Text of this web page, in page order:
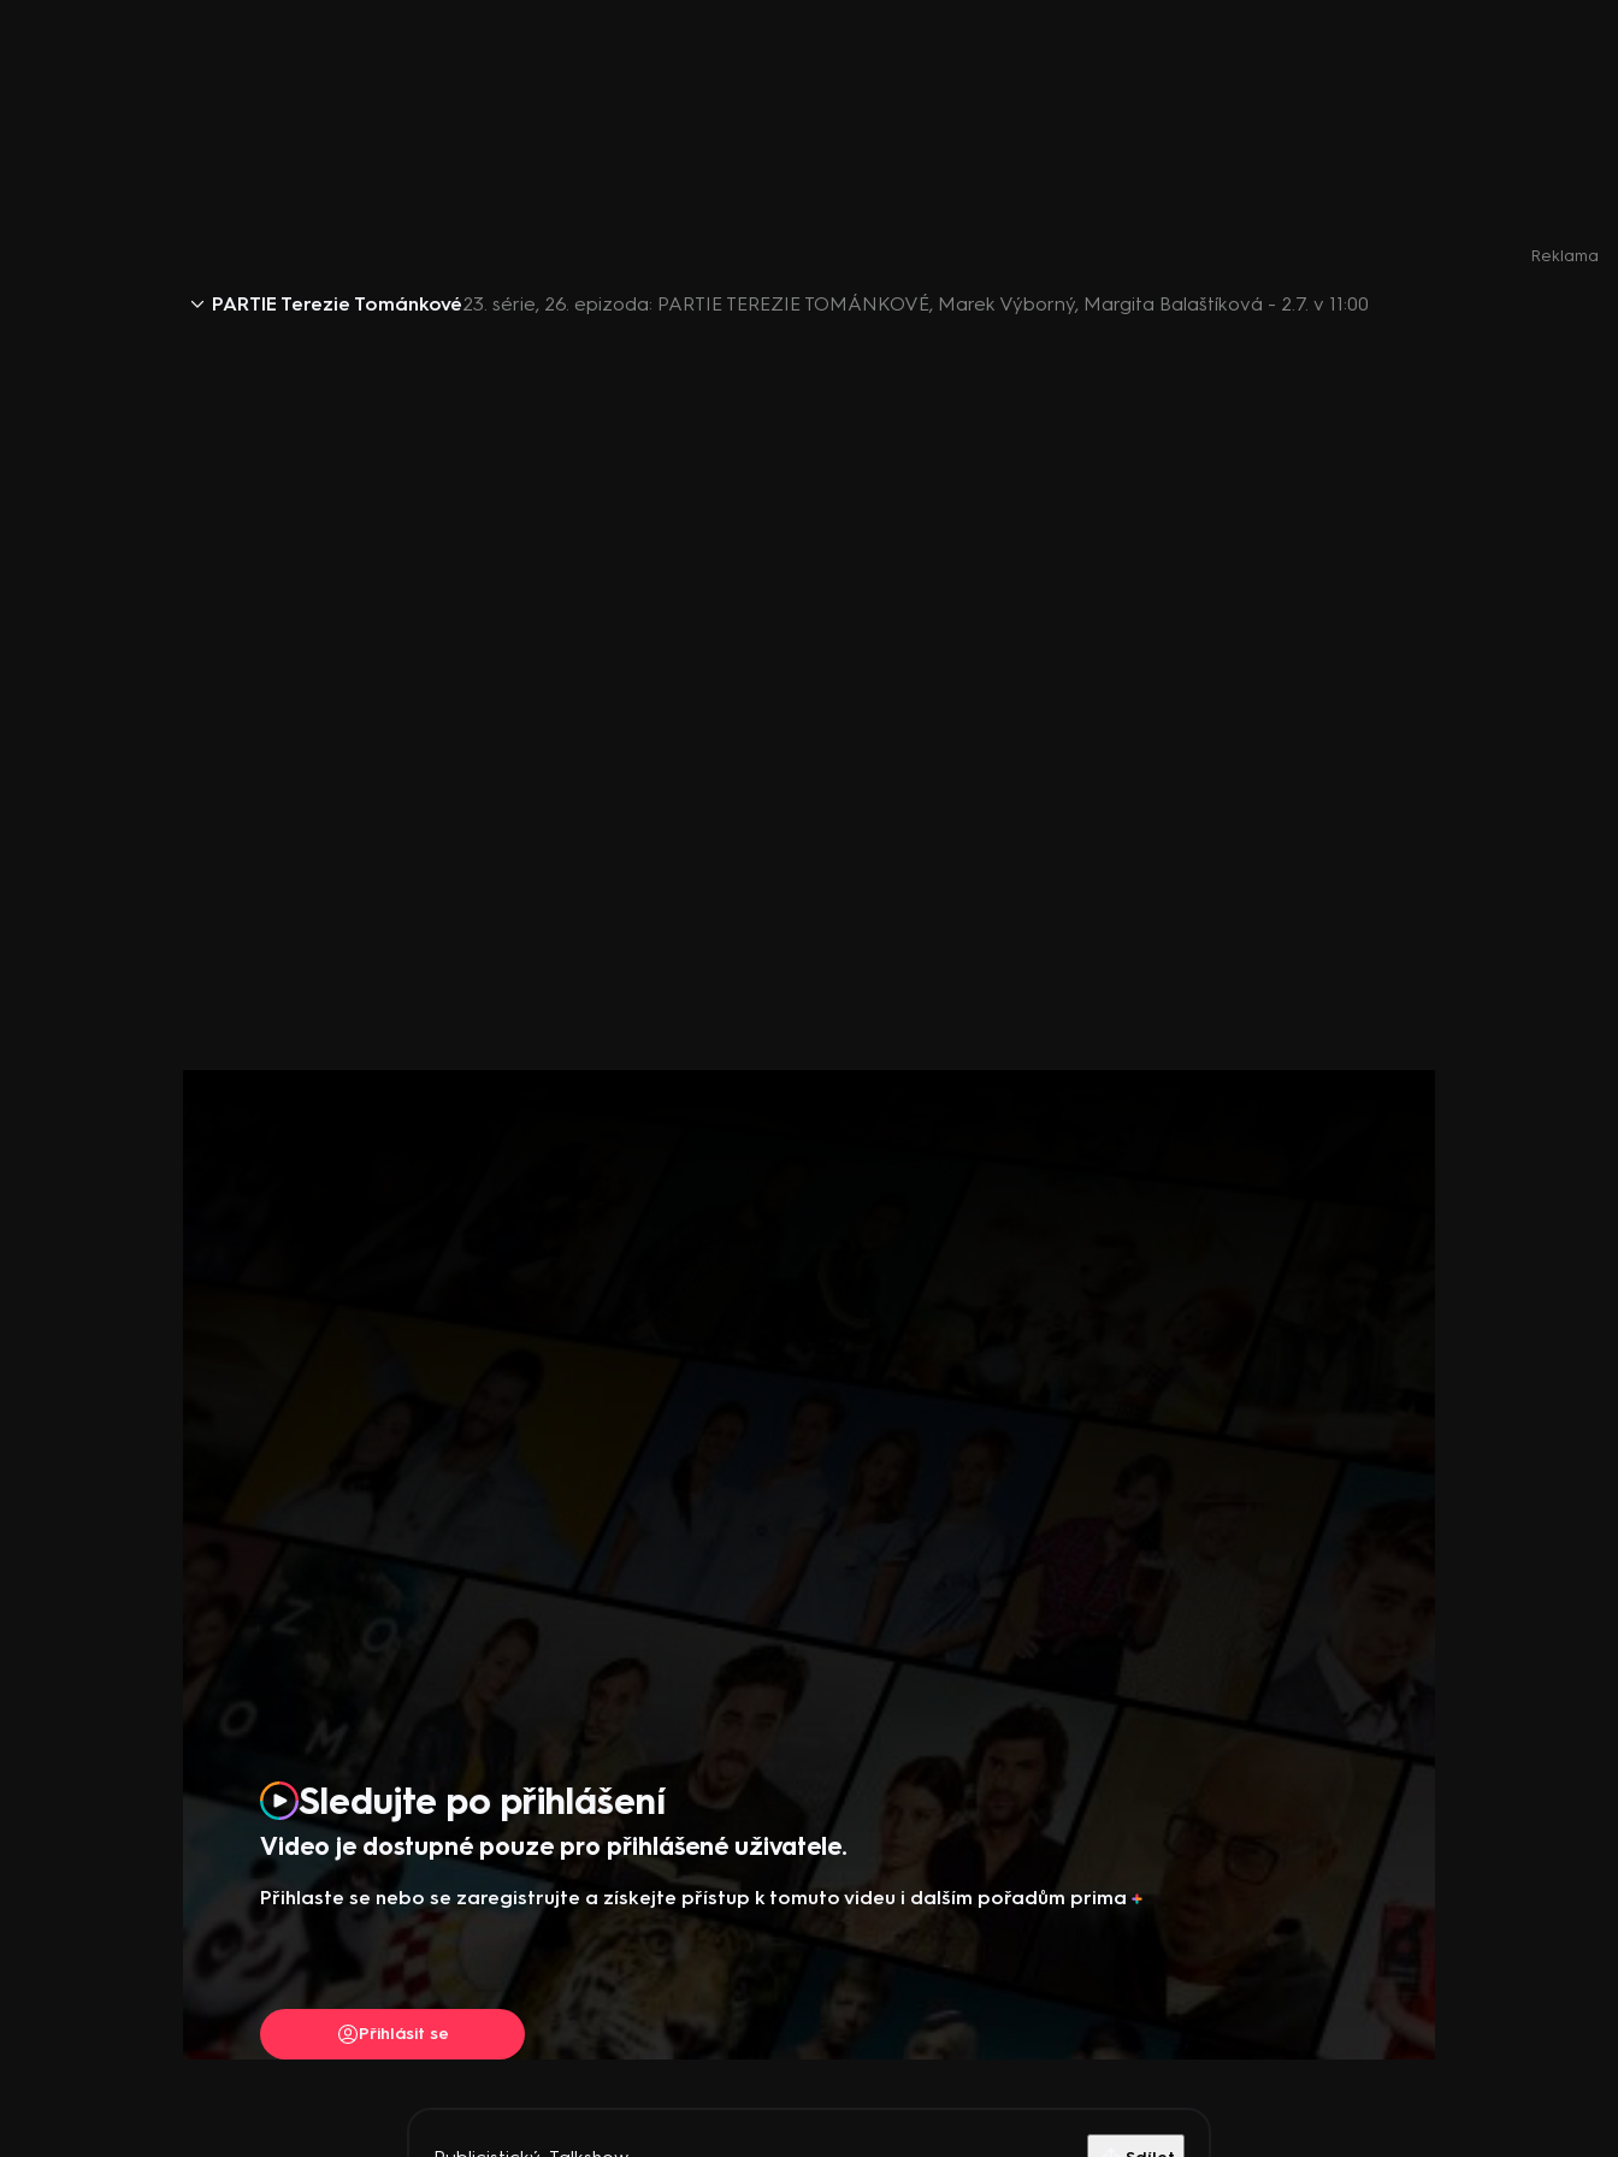
Reklama
PARTIE Terezie Tománkové23. série, 26. epizoda: PARTIE TEREZIE TOMÁNKOVÉ, Marek Výborný, Margita Balaštíková - 2.7. v 11:00
Video je dostupné pouze pro přihlášené uživatele.
Sledujte po přihlášení
Přihlaste se nebo se zaregistrujte a získejte přístup k tomuto videu i dalším pořadům prima
Přihlásit se